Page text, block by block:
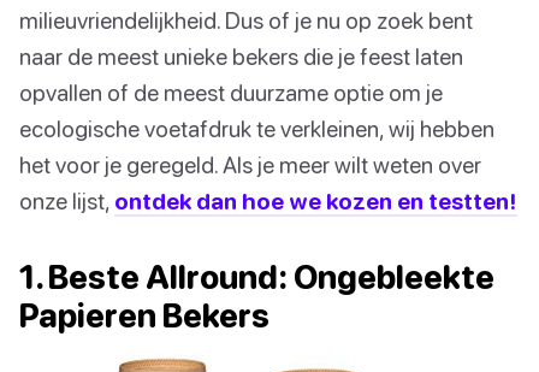
milieuvriendelijkheid. Dus of je nu op zoek bent
naar de meest unieke bekers die je feest laten
opvallen of de meest duurzame optie om je
ecologische voetafdruk te verkleinen, wij hebben
het voor je geregeld. Als je meer wilt weten over
onze lijst, ontdek dan hoe we kozen en testten!
1. Beste Allround: Ongebleekte
Papieren Bekers